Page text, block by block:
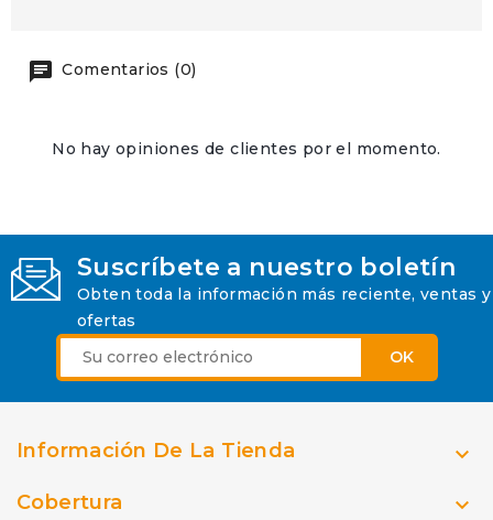
Comentarios (0)
No hay opiniones de clientes por el momento.
Suscríbete a nuestro boletín
Obten toda la información más reciente, ventas y
ofertas
Información De La Tienda 
Cobertura 